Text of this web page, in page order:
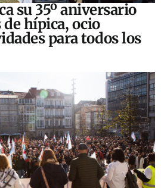
su 35º aniversario
hípica, ocio
para todos los